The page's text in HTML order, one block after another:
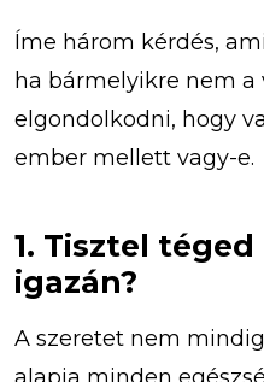
Íme három kérdés,
ha bármelyikre nem a
elgondolkodni, hogy
ember mellett vagy-e.
1. Tisztel téged
igazán?
A szeretet nem